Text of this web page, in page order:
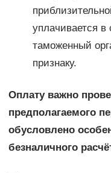
уплачивается
таможенный
признаку.
Оплату важно
предполагаемого
обусловлено
безналичного